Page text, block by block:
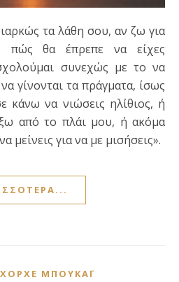
πώς θα έπρεπε να είχες
συνεχώς με το να
γίνονται τα πράγματα, ίσως
κάνω να νιώσεις ηλίθιος, ή
από το πλάι μου, ή ακόμα
μείνεις για να με μισήσεις».
ΧΌΡΧΕ ΜΠΟΥΚΆΙ